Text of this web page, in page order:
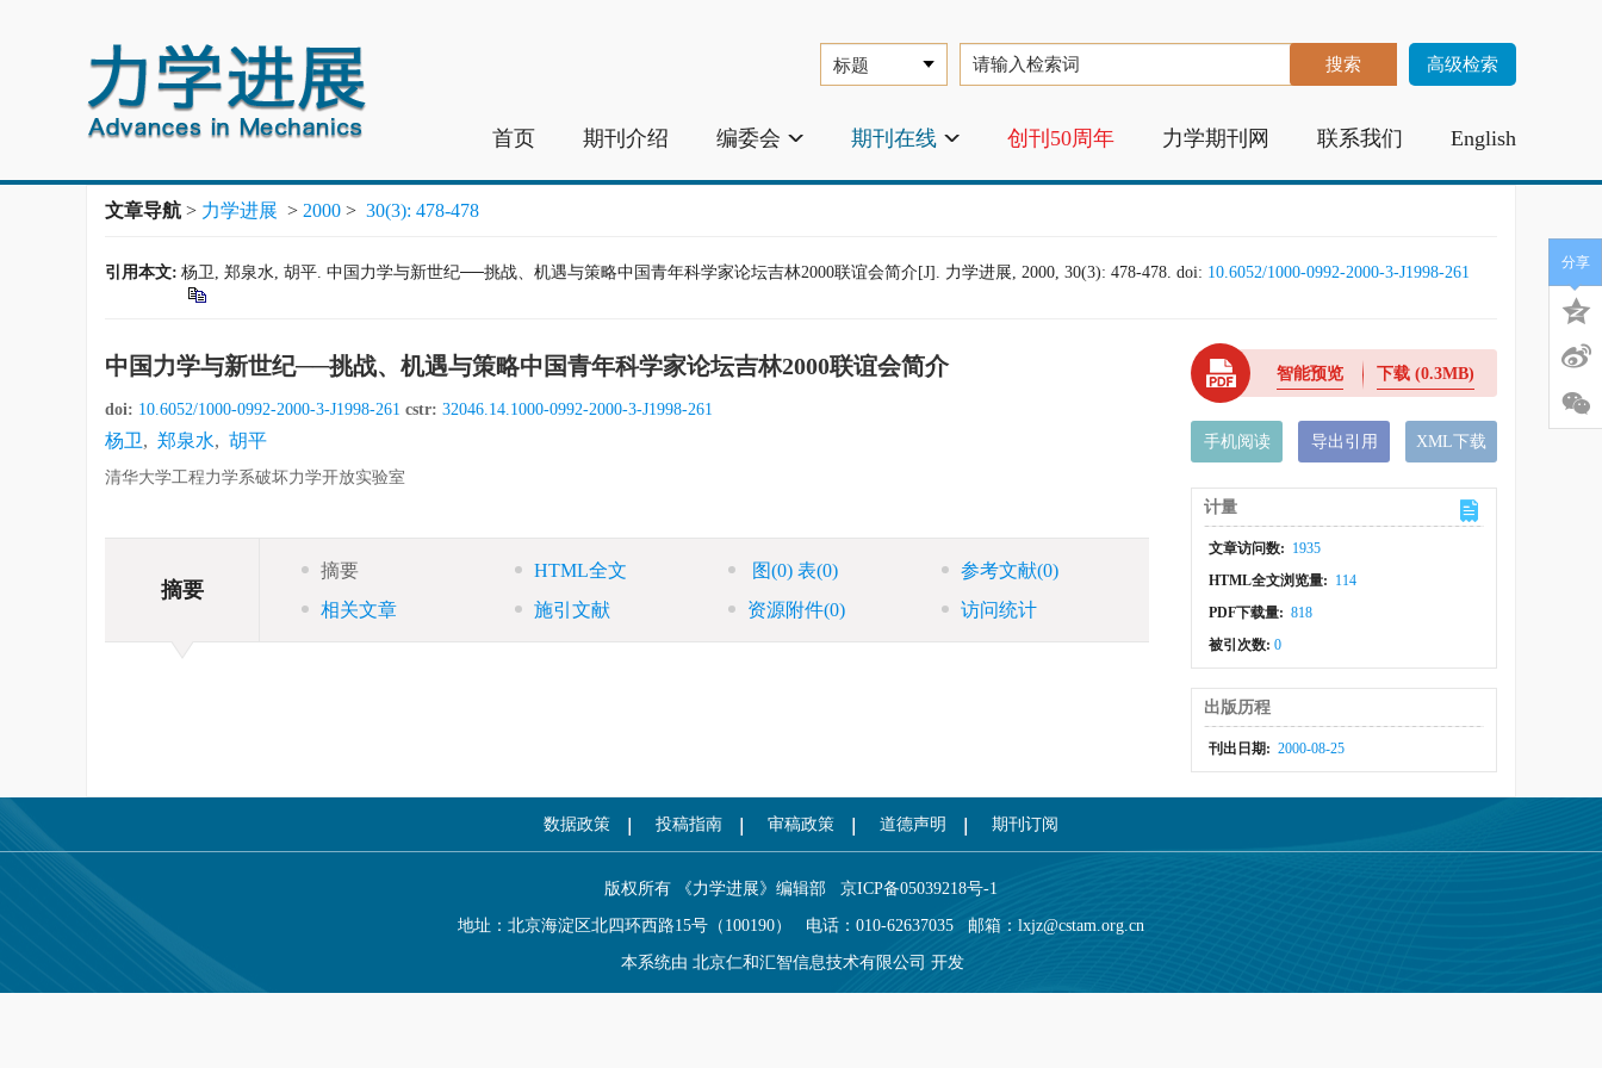
高级检索
首页 期刊介绍 编委会 期刊在线 创刊50周年 力学期刊网 联系我们 English
文章导航 > 力学进展 > 2000 > 30(3): 478-478
引用本文: 杨卫, 郑泉水, 胡平. 中国力学与新世纪──挑战、机遇与策略中国青年科学家论坛吉林2000联谊会简介[J]. 力学进展, 2000, 30(3): 478-478. doi: 10.6052/1000-0992-2000-3-J1998-261
中国力学与新世纪──挑战、机遇与策略中国青年科学家论坛吉林2000联谊会简介
doi: 10.6052/1000-0992-2000-3-J1998-261 cstr: 32046.14.1000-0992-2000-3-J1998-261
杨卫, 郑泉水, 胡平
清华大学工程力学系破坏力学开放实验室
摘要
摘要 HTML全文 图(0) 表(0) 参考文献(0)
相关文章
施引文献 资源附件(0) 访问统计
智能预览 下载(0.3MB)
手机阅读 导出引用 XML下载
计量
文章访问数: 1935
HTML全文浏览量: 114
PDF下载量: 818
被引次数:0
出版历程
刊出日期: 2000-08-25
分享
数据政策 投稿指南 审稿政策 道德声明 期刊订阅
版权所有 《力学进展》编辑部 京ICP备05039218号-1
地址：北京海淀区北四环西路15号（100190） 电话：010-62637035 邮箱： lxjz@cstam.org.cn
本系统由 北京仁和汇智信息技术有限公司 开发